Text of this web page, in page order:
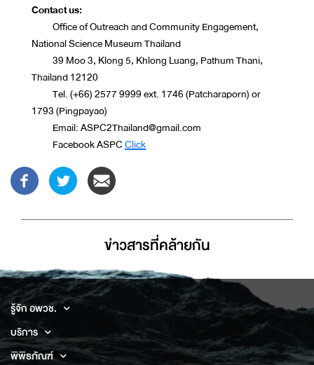
Contact us:
Office of Outreach and Community Engagement,
National Science Museum Thailand
39 Moo 3, Klong 5, Khlong Luang, Pathum Thani,
Thailand 12120
Tel. (+66) 2577 9999 ext. 1746 (Patcharaporn) or
1793 (Pingpayao)
Email: ASPC2Thailand@gmail.com
Facebook ASPCClick
ข่าวสารที่่คล้ายกัน
รู้จัก อพวช.
บริการ
พิพิธภัณฑ์